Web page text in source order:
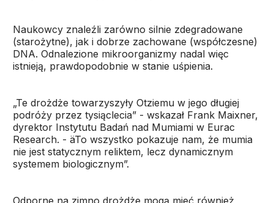
Naukowcy znaleźli zarówno silnie zdegradowane
(starożytne), jak i dobrze zachowane (współczesne)
DNA. Odnalezione mikroorganizmy nadal więc
istnieją, prawdopodobnie w stanie uśpienia.
„Te drożdże towarzyszyły Otziemu w jego długiej
podróży przez tysiąclecia” - wskazał Frank Maixner,
dyrektor Instytutu Badań nad Mumiami w Eurac
Research. - äTo wszystko pokazuje nam, że mumia
nie jest statycznym reliktem, lecz dynamicznym
systemem biologicznym”.